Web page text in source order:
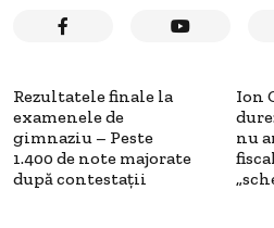
Rezultatele finale la
examenele de
gimnaziu – Peste
1.400 de note majorate
după contestații
Ion
nu